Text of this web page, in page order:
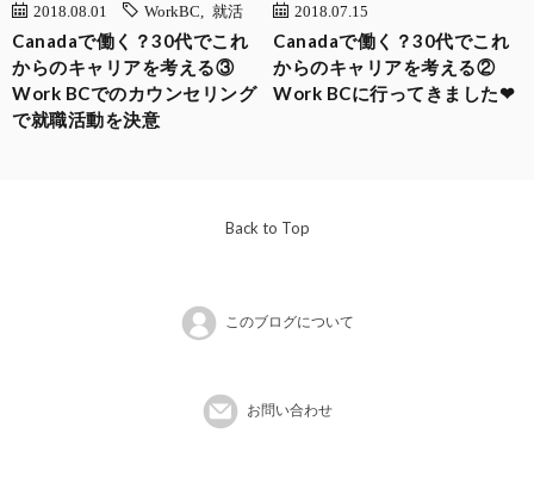
2018.08.01 WorkBC 就活
Canadaで働く？30代でこれ
からのキャリアを考える③
Work BCでのカウンセリング
で就職活動を決意
2018.07.15
Canadaで働く？30代でこれ
からのキャリアを考える②
Work BCに行ってきました❤︎
Back to Top
このブログについて
お問い合わせ